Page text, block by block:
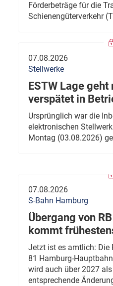
Förderbeträge für die
Schienengüterverkehr
07.08.2026
Stellwerke
ESTW Lage geht
verspätet in
Ursprünglich war die
elektronischen
Montag (03.08.2026)
07.08.2026
S-Bahn Hamburg
Übergang von
kommt
Jetzt ist es amtlich: Die
81 Hamburg-
wird auch über 2027
entsprechende